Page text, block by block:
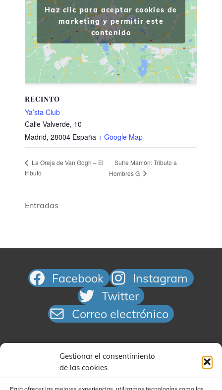
Gestionar el consentimiento
de las cookies
RECINTO
Ya’sta Club
Calle Valverde, 10
Madrid, 28004 España + Google Map
Haz clic para aceptar cookies de
marketing y permitir este
contenido
La Oreja de Van Gogh – El
tributo​
Sufre Mamón: Tributo a
Hombres G
Entradas
Facebook
Instagram
Twitter
Correo electrónico